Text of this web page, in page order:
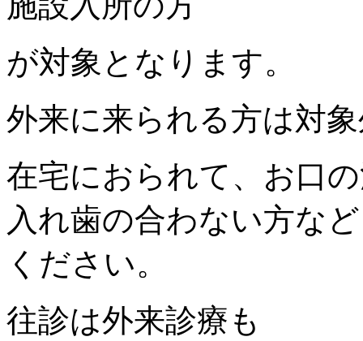
が対象となります。
外来に来られる方は対
在宅におられて、お口
入れ歯の合わない方な
ください。
往診は外来診療も